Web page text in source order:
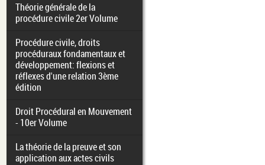
Théorie générale de la
procédure civile 2er Volume
Procédure civile, droits
procéduraux fondamentaux et
développement: flexions et
réflexes d'une relation 3ème
édition
Droit Procédural en Mouvement
- 10er Volume
La théorie de la preuve et son
application aux actes civils